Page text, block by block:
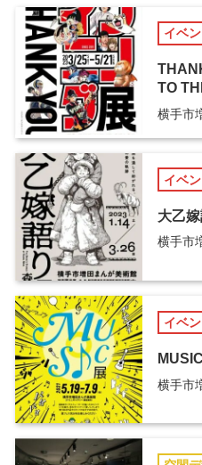
イベ
TO
横手市
イベ
大乙
横手市
イベ
横手市